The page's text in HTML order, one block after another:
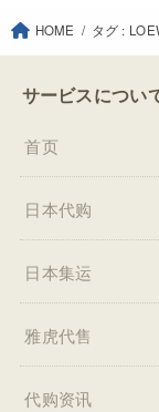
HOME タグ :
サービスについ
首页
日本代购
日本集运
雅虎代售
代购资讯